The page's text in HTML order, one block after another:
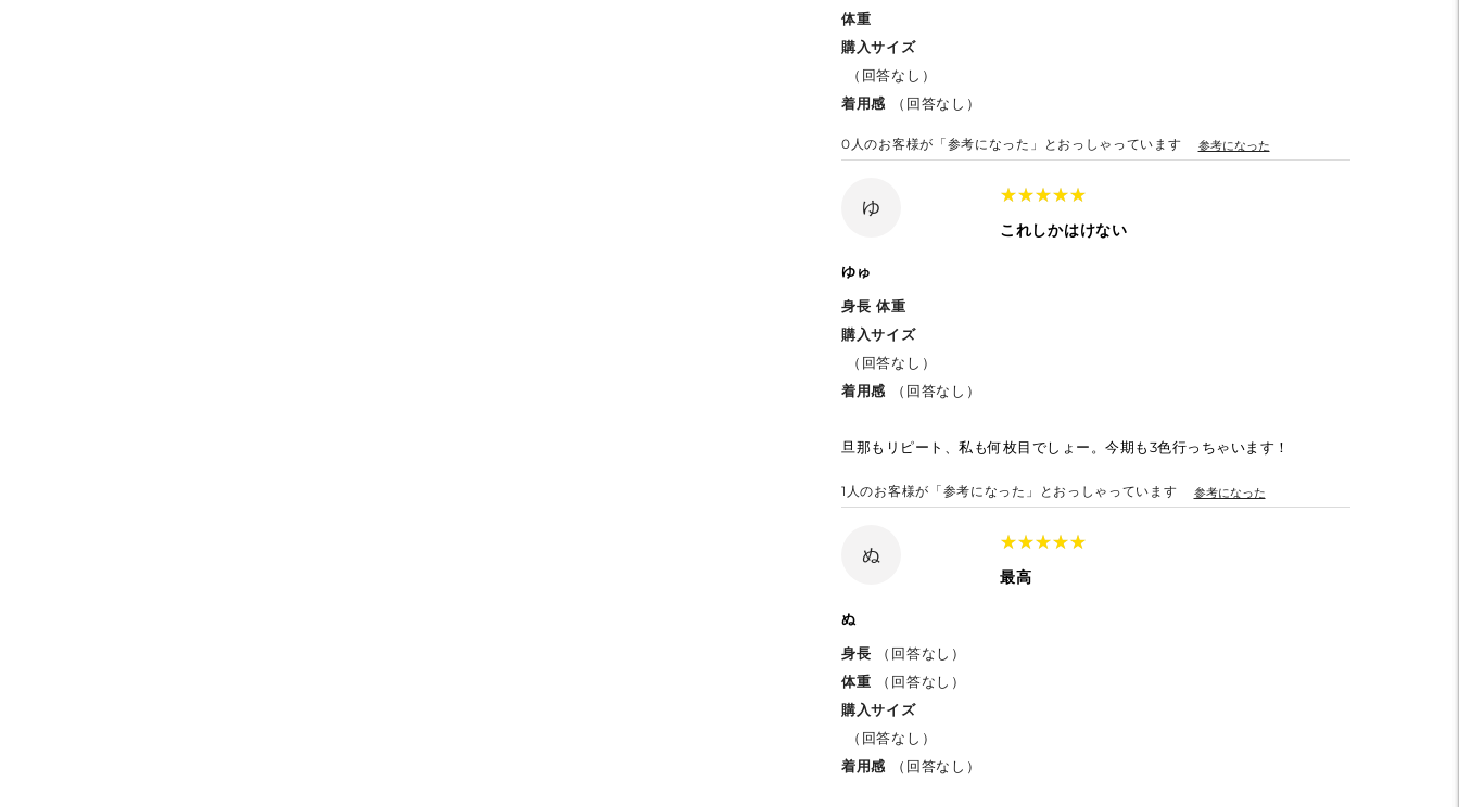
体重
購入サイズ
（回答なし）
着用感
（回答なし）
0 人のお客様が「参考になった」とおっしゃっています 参考になった
ゆ
ゆゅ
身長 体重
購入サイズ
（回答なし）
着用感
（回答なし）
★★★★★
★★★★★
これしかはけない
旦那もリピート、私も何枚目でしょー。今期も3色行っちゃいます！
1 人のお客様が「参考になった」とおっしゃっています 参考になった
ぬ
ぬ
身長
（回答なし）
体重
（回答なし）
購入サイズ
（回答なし）
着用感
（回答なし）
★★★★★
★★★★★
最高